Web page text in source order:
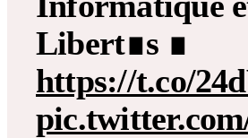
Libert∎s ∎
https://t.co/